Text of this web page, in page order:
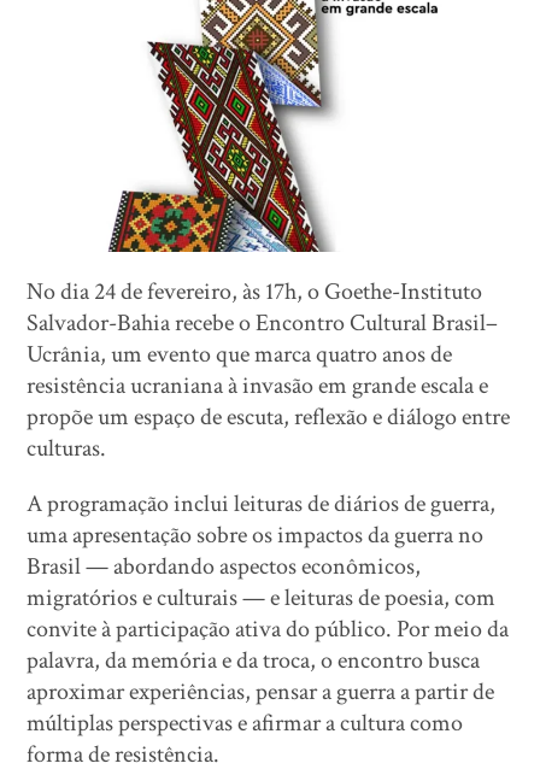
No dia 24 de fevereiro, às 17h, o Goethe-Instituto
Salvador-Bahia recebe o Encontro Cultural Brasil–
Ucrânia, um evento que marca quatro anos de
resistência ucraniana à invasão em grande escala e
propõe um espaço de escuta, reflexão e diálogo entre
culturas.
A programação inclui leituras de diários de guerra,
uma apresentação sobre os impactos da guerra no
Brasil — abordando aspectos econômicos,
migratórios e culturais — e leituras de poesia, com
convite à participação ativa do público. Por meio da
palavra, da memória e da troca, o encontro busca
aproximar experiências, pensar a guerra a partir de
múltiplas perspectivas e afirmar a cultura como
forma de resistência.